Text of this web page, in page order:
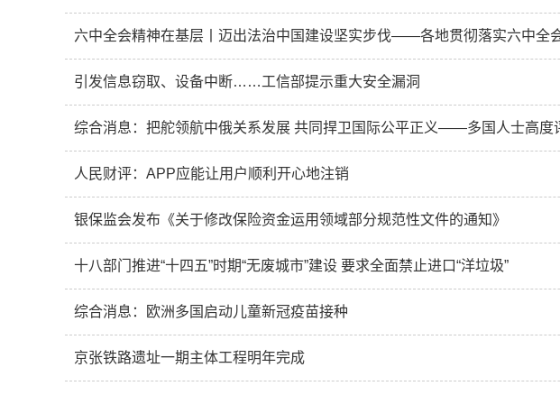
引发信息窃取、设备中断……工信部提示重大安全漏洞
人民财评：APP应能让用户顺利开心地注销
银保监会发布《关于修改保险资金运用领域部分规范性文件的通知》
十八部门推进“十四五”时期“无废城市”建设 要求全面禁止进口“洋垃圾”
综合消息：欧洲多国启动儿童新冠疫苗接种
京张铁路遗址一期主体工程明年完成